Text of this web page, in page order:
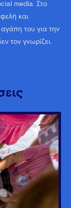
media. Στο
και
του για την
τον γνωρίζει.